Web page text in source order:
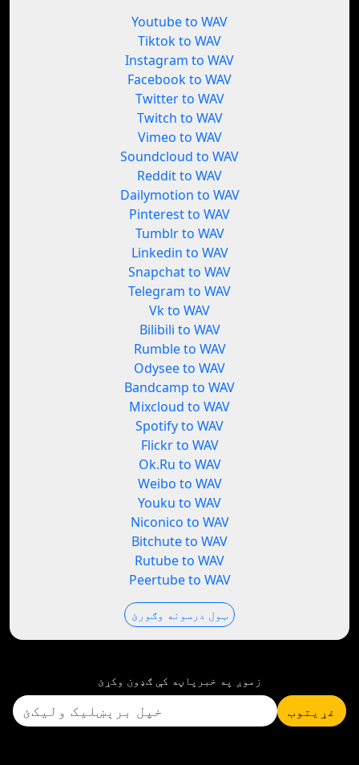
Youtube to WAV
Tiktok to WAV
Instagram to WAV
Facebook to WAV
Twitter to WAV
Twitch to WAV
Vimeo to WAV
Soundcloud to WAV
Reddit to WAV
Dailymotion to WAV
Pinterest to WAV
Tumblr to WAV
Linkedin to WAV
Snapchat to WAV
Telegram to WAV
Vk to WAV
Bilibili to WAV
Rumble to WAV
Odysee to WAV
Bandcamp to WAV
Mixcloud to WAV
Spotify to WAV
Flickr to WAV
Ok.Ru to WAV
Weibo to WAV
Youku to WAV
Niconico to WAV
Bitchute to WAV
Rutube to WAV
Peertube to WAV
ټول درسونه وګورئ
زموږ په خبرپاڼه کې ګډون وکړئ
غړیتوب